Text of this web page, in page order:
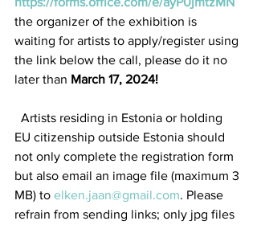
the organizer of the exhibition is
waiting for artists to apply/register using
the link below the call, please do it no
later than March 17, 2024!
EU citizenship outside Estonia should
not only complete the registration form
but also email an image file (maximum 3
MB) to elken.jaan@gmail.com. Please
refrain from sending links; only jpg files